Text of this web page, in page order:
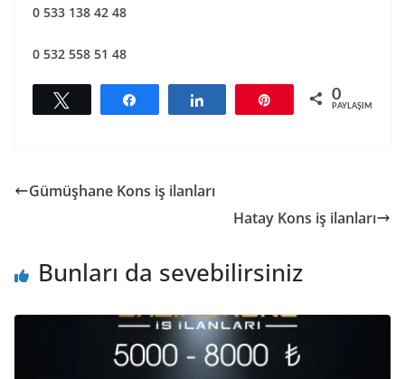
0 533 138 42 48
0 532 558 51 48
Tweetle 0
PAYLAŞIMLAR
Gümüşhane Kons iş ilanları
Hatay Kons iş ilanları
Bunları da sevebilirsiniz